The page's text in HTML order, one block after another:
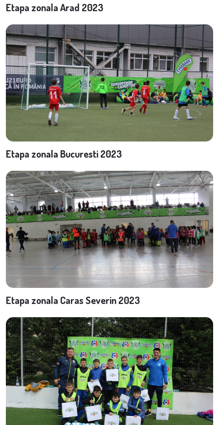
Etapa zonala Arad 2023
Etapa zonala Bucuresti 2023
Etapa zonala Caras Severin 2023